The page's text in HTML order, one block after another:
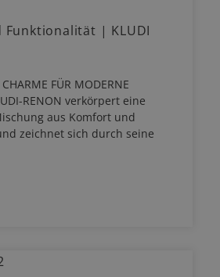
Funktionalität | KLUDI
FÜR MODERNE
RENON verkörpert eine
aus Komfort und
zeichnet sich durch seine